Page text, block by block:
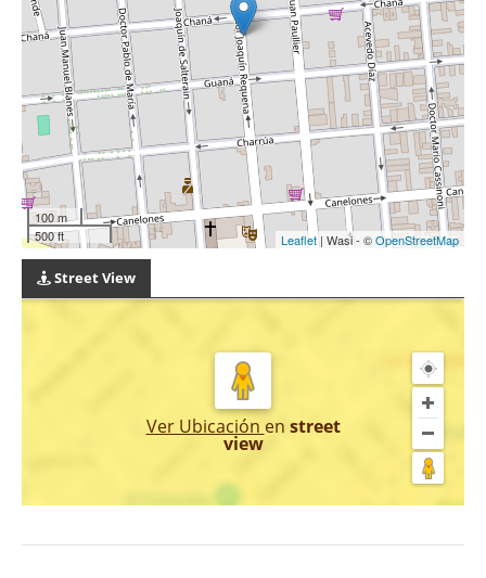
100 m
500 ft
Leaflet| Wasi - ©OpenStreetMap
Street View
Ver Ubicación en street
view